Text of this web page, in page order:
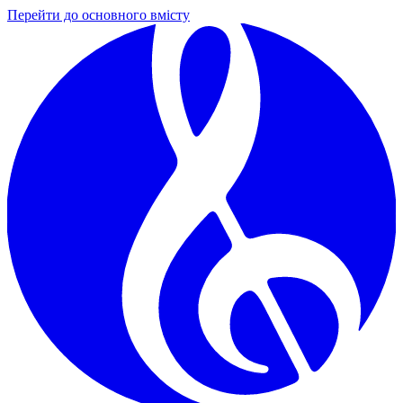
Перейти до основного вмісту